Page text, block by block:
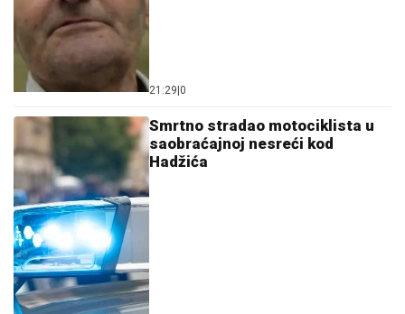
21:29 0
Smrtno stradao motociklista u
saobraćajnoj nesreći kod
Hadžića